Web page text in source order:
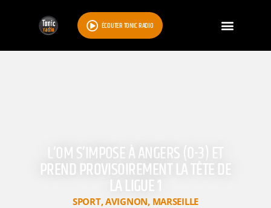
ÉCOUTER TONIC RADIO
L’OM S’IMPOSE À ANGERS (0-3) ET
PREND PROVISOIREMENT LA TÊTE DE
LA LIGUE 1
SPORT,AVIGNON, MARSEILLE